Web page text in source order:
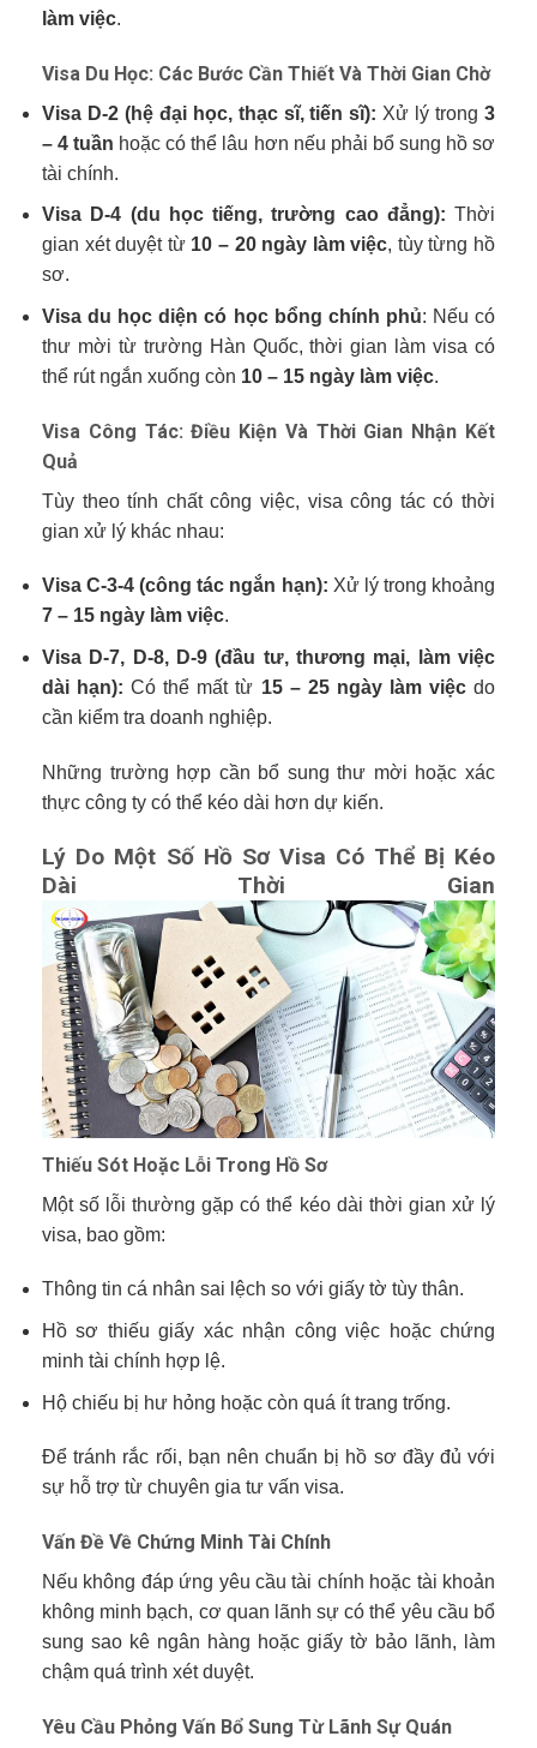
làm việc.
Visa Du Học: Các Bước Cần Thiết Và Thời Gian Chờ
Visa D-2 (hệ đại học, thạc sĩ, tiến sĩ): Xử lý trong3
– 4 tuần hoặc có thể lâu hơn nếu phải bổ sung hồ sơ
tài chính.
Visa D-4 (du học tiếng, trường cao đẳng): Thời
gian xét duyệt từ 10 – 20 ngày làm việc, tùy từng hồ
sơ.
Visa du học diện có học bổng chính phủ: Nếu có
thư mời từ trường Hàn Quốc, thời gian làm visa có
thể rút ngắn xuống còn 10 – 15 ngày làm việc.
Visa Công Tác: Điều Kiện Và Thời Gian Nhận Kết
Quả
Tùy theo tính chất công việc, visa công tác có thời
gian xử lý khác nhau:
Visa C-3-4 (công tác ngắn hạn): Xử lý trong khoảng
7 – 15 ngày làm việc.
Visa D-7, D-8, D-9 (đầu tư, thương mại, làm việc
dài hạn): Có thể mất từ 15 – 25 ngày làm việcdo
cần kiểm tra doanh nghiệp.
Những trường hợp cần bổ sung thư mời hoặc xác
thực công ty có thể kéo dài hơn dự kiến.
Lý Do Một Số Hồ Sơ Visa Có Thể Bị Kéo
Dài Thời Gian
Thiếu Sót Hoặc Lỗi Trong Hồ Sơ
Một số lỗi thường gặp có thể kéo dài thời gian xử lý
visa, bao gồm:
Thông tin cá nhân sai lệch so với giấy tờ tùy thân.
Hồ sơ thiếu giấy xác nhận công việc hoặc chứng
minh tài chính hợp lệ.
Hộ chiếu bị hư hỏng hoặc còn quá ít trang trống.
Để tránh rắc rối, bạn nên chuẩn bị hồ sơ đầy đủ với
sự hỗ trợ từ chuyên gia tư vấn visa.
Vấn Đề Về Chứng Minh Tài Chính
Nếu không đáp ứng yêu cầu tài chính hoặc tài khoản
không minh bạch, cơ quan lãnh sự có thể yêu cầu bổ
sung sao kê ngân hàng hoặc giấy tờ bảo lãnh, làm
chậm quá trình xét duyệt.
Yêu Cầu Phỏng Vấn Bổ Sung Từ Lãnh Sự Quán